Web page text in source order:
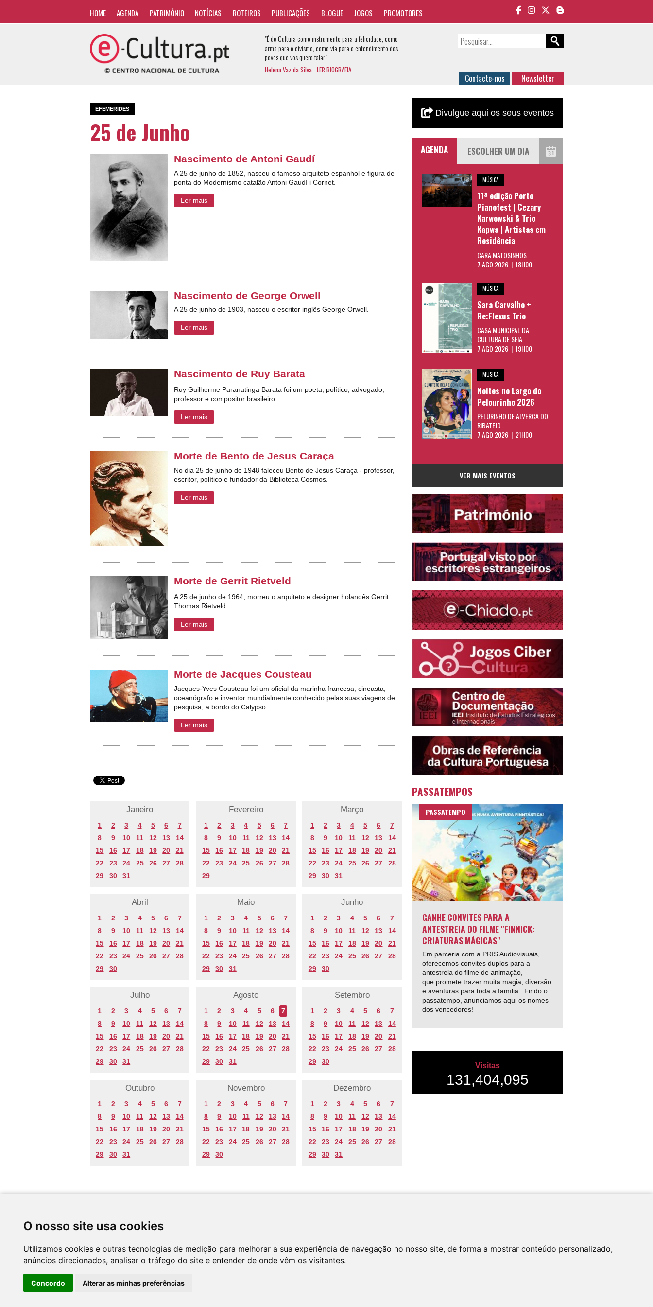
O nosso site usa cookies
Utilizamos cookies e outras tecnologias de medição para melhorar a sua experiência de navegação no nosso site, de forma a mostrar conteúdo personalizado,
anúncios direcionados, analisar o tráfego do site e entender de onde vêm os visitantes.
Concordo Alterar as minhas preferências
HOME AGENDA PATRIMÓNIO NOTÍCIAS ROTEIROS PUBLICAÇÕES BLOGUE JOGOS PROMOTORES
"É de Cultura como instrumento para a felicidade, como
arma para o civismo, como via para o entendimento dos
povos que vos quero falar"
Helena Vaz da Silva LER BIOGRAFIA
Contacte-nos Newsletter
EFEMÉRIDES
25 de Junho
Nascimento de Antoni Gaudí
A 25 de junho de 1852, nasceu o famoso arquiteto espanhol e figura de
ponta do Modernismo catalão Antoni Gaudí i Cornet.
Ler mais
Nascimento de George Orwell
A 25 de junho de 1903, nasceu o escritor inglês George Orwell.
Ler mais
Nascimento de Ruy Barata
Ruy Guilherme Paranatinga Barata foi um poeta, político, advogado,
professor e compositor brasileiro.
Ler mais
Morte de Bento de Jesus Caraça
No dia 25 de junho de 1948 faleceu Bento de Jesus Caraça - professor,
escritor, político e fundador da Biblioteca Cosmos.
Ler mais
Morte de Gerrit Rietveld
A 25 de junho de 1964, morreu o arquiteto e designer holandês Gerrit
Thomas Rietveld.
Ler mais
Morte de Jacques Cousteau
Jacques-Yves Cousteau foi um oficial da marinha francesa, cineasta,
oceanógrafo e inventor mundialmente conhecido pelas suas viagens de
pesquisa, a bordo do Calypso.
Ler mais
Janeiro
1 2 3 4 5 6
7
8
9 10 11 12 13
14
15
16 17 18 19 20
21
22
23 24 25 26 27
28
29
30 31
Fevereiro
1 2 3 4 5 6
7
8
9 10 11 12 13
14
15
16 17 18 19 20
21
22
23 24 25 26 27
28
29
Março
1 2 3 4 5 6
7
8
9 10 11 12 13
14
15
16 17 18 19 20
21
22
23 24 25 26 27
28
29
30 31
Abril
1 2 3 4 5 6
7
8
9 10 11 12 13
14
15
16 17 18 19 20
21
22
23 24 25 26 27
28
29
30
Maio
1 2 3 4 5 6
7
8
9 10 11 12 13
14
15
16 17 18 19 20
21
22
23 24 25 26 27
28
29
30 31
Junho
1 2 3 4 5 6
7
8
9 10 11 12 13
14
15
16 17 18 19 20
21
22
23 24 25 26 27
28
29
30
Julho
1 2 3 4 5 6
7
8
9 10 11 12 13
14
15
16 17 18 19 20
21
22
23 24 25 26 27
28
29
30 31
Agosto
1 2 3 4 5 6
7
8
9 10 11 12 13
14
15
16 17 18 19 20
21
22
23 24 25 26 27
28
29
30 31
Setembro
1 2 3 4 5 6
7
8
9 10 11 12 13
14
15
16 17 18 19 20
21
22
23 24 25 26 27
28
29
30
Outubro
1 2 3 4 5 6
7
8
9 10 11 12 13
14
15
16 17 18 19 20
21
22
23 24 25 26 27
28
29
30 31
Novembro
1 2 3 4 5 6
7
8
9 10 11 12 13
14
15
16 17 18 19 20
21
22
23 24 25 26 27
28
29
30
Dezembro
1 2 3 4 5 6
7
8
9 10 11 12 13
14
15
16 17 18 19 20
21
22
23 24 25 26 27
28
29
30 31
Divulgue aqui os seus eventos
AGENDA
MÚSICA
11ª edição Porto
Pianofest | Cezary
Karwowski & Trio
Kapwa | Artistas em
Residência
CARA MATOSINHOS
7 AGO 2026 | 18H00
MÚSICA
Sara Carvalho +
Re:Flexus Trio
CASA MUNICIPAL DA
CULTURA DE SEIA
7 AGO 2026 | 19H00
MÚSICA
Noites no Largo do
Pelourinho 2026
PELURINHO DE ALVERCA DO
RIBATEJO
7 AGO 2026 | 21H00
VER MAIS EVENTOS
PASSATEMPOS
PASSATEMPO
GANHE CONVITES PARA A
ANTESTREIA DO FILME "FINNICK:
CRIATURAS MÁGICAS"
Em parceria com a PRIS Audiovisuais,
oferecemos convites duplos para a
antestreia do filme de animação,
que promete trazer muita magia, diversão
e aventuras para toda a família. Findo o
passatempo, anunciamos aqui os nomes
dos vencedores!
Visitas
131,404,095